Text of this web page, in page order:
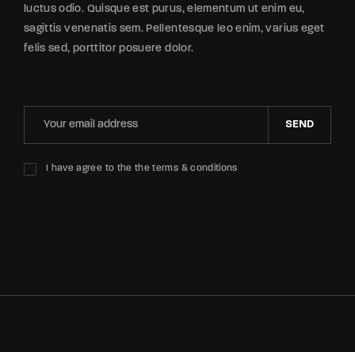
luctus odio. Quisque est purus, elementum ut enim eu,
sagittis venenatis sem. Pellentesque leo enim, varius eget
felis sed, porttitor posuere dolor.
SEND
I have agree to the the terms & conditions